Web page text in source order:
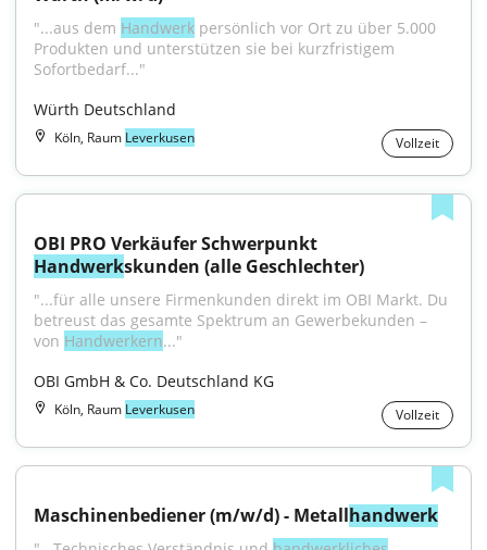
"...aus dem Handwerk persönlich vor Ort zu über 5.000
Produkten und unterstützen sie bei kurzfristigem
Sofortbedarf..."
Würth Deutschland
Köln, Raum Leverkusen Vollzeit
Handwerkskunden (alle Geschlechter)
"...für alle unsere Firmenkunden direkt im OBI Markt. Du
betreust das gesamte Spektrum an Gewerbekunden –
von Handwerkern..."
OBI GmbH & Co. Deutschland KG
Köln, Raum Leverkusen Vollzeit
Maschinenbediener (m/w/d) - Metallhandwerk